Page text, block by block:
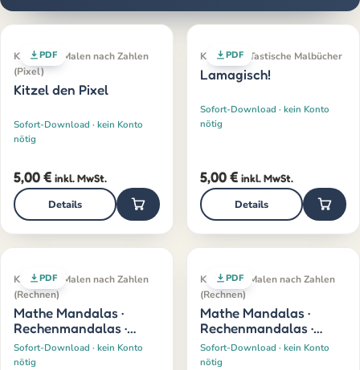
PDF
Klassiker · Malen nach Zahlen
(Pixel)
Kitzel den Pixel
Sofort-Download · kein Konto
nötig
5,00€ inkl. MwSt.
Details
PDF
Klassiker · Tastische Malbücher
Lamagisch!
Sofort-Download · kein Konto
nötig
5,00€ inkl. MwSt.
Details
PDF
Klassiker · Malen nach Zahlen
(Rechnen)
Mathe Mandalas ·
Rechenmandalas ·
Einmaleins
Sofort-Download · kein Konto
nötig
PDF
Klassiker · Malen nach Zahlen
(Rechnen)
Mathe Mandalas ·
Rechenmandalas ·
Teilen
Sofort-Download · kein Konto
nötig